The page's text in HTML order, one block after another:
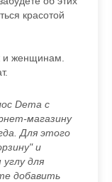
красотой
и женщинам.
Dema с
магазину
Для этого
и
для
добавить